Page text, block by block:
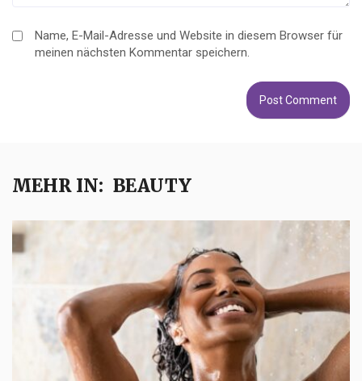
Name, E-Mail-Adresse und Website in diesem Browser für
meinen nächsten Kommentar speichern.
MEHR IN: BEAUTY